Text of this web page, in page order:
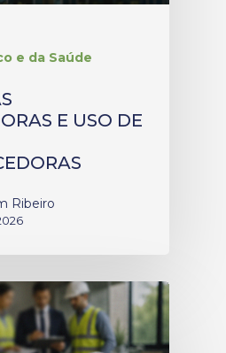
e da Saúde
E USO DE
Ribeiro